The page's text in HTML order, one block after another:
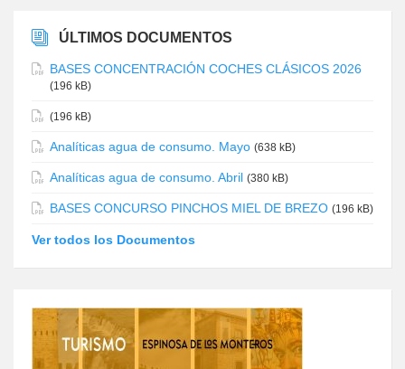
ÚLTIMOS DOCUMENTOS
BASES CONCENTRACIÓN COCHES CLÁSICOS 2026
(196 kB)
(196 kB)
Analíticas agua de consumo. Mayo (638 kB)
Analíticas agua de consumo. Abril (380 kB)
BASES CONCURSO PINCHOS MIEL DE BREZO (196 kB)
Ver todos los Documentos